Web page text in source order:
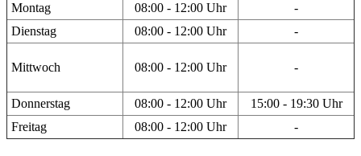
Montag 08:00 - 12:00 Uhr
-
Dienstag
08:00 - 12:00 Uhr -
Mittwoch 08:00 - 12:00 Uhr -
Donnerstag 08:00 - 12:00 Uhr
15:00 - 19:30 Uhr
Freitag
08:00 - 12:00 Uhr -